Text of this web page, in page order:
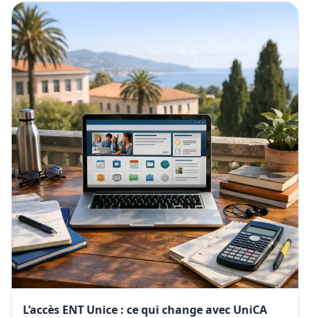
L’accès ENT Unice : ce qui change avec UniCA